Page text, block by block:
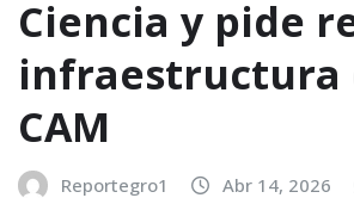
Ciencia y pide
infraestructura
CAM
Reportegro1 Abr 14, 2026